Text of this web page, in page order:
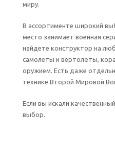
миру.
В ассортименте широкий
место занимает военная
найдете конструктор на
самолеты и вертолёты,
оружием. Есть даже
технике Второй Мировой
Если вы искали
выбор.